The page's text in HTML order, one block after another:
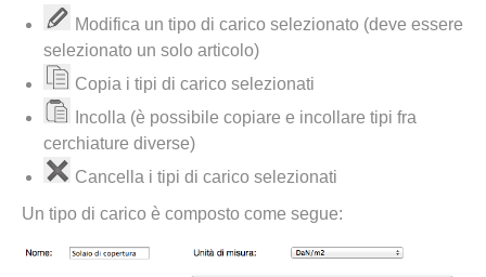
Modifica un tipo di carico selezionato (deve essere
selezionato un solo articolo)
Copia i tipi di carico selezionati
Incolla (è possibile copiare e incollare tipi fra
cerchiature diverse)
Cancella i tipi di carico selezionati
Un tipo di carico è composto come segue: